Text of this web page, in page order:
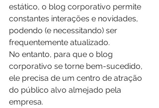
estático, o blog corporativo permite
constantes interações e novidades,
podendo (e necessitando) ser
frequentemente atualizado.
No entanto, para que o blog
corporativo se torne bem-sucedido,
ele precisa de um centro de atração
do público alvo almejado pela
empresa.